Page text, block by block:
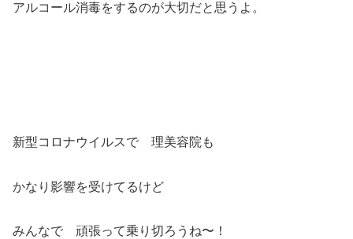
アルコール消毒をするのが大切だと思うよ。
新型コロナウイルスで 理美容院も
かなり影響を受けてるけど
みんなで 頑張って乗り切ろうね〜！